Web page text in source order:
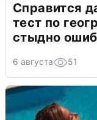
Справится
тест по
стыдно
6 августа 51